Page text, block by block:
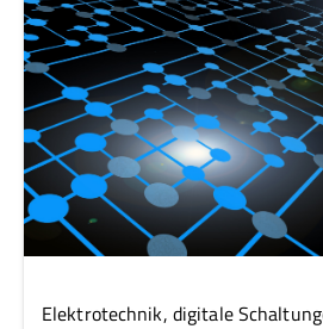
Elektrotechnik, digitale